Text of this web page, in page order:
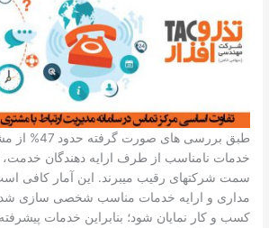
طبق بررسی­ های
خدمات نامناسب از طرف ارایه­ دهندگان
سمت شرکت­های رقیب می­برند. این آمار کافی
مداری و ارایه خدمات مناسب شخصی ­سازی
کسب و کار نمایان شود؛ بنابراین خدمات